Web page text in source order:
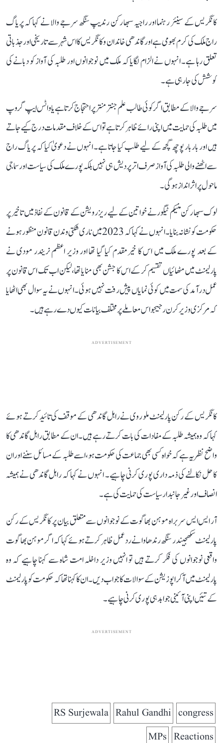
کانگریس کے سینئر رہنما اور راجیہ سبھا رکن رندیپ سنگھ سرجے والا نے کہا کہ پریاگ
راج ملک کی کرم بھومی ہے اور گاندھی خاندان و کانگریس کا اس شہر سے تاریخی اور جذباتی
تعلق رہا ہے۔ انہوں نے الزام لگایا کہ ملک میں نوجوانوں اور طلبہ کی آواز کو دبانے کی
کوشش کی جا رہی ہے۔
سرجے والا کے مطابق اگر کوئی طالب علم جنتر منتر پر احتجاج کرتا ہے یا واٹس ایپ گروپ
میں طلبہ کی حمایت میں اپنی رائے ظاہر کرتا ہے تو اس کے خلاف مقدمات درج کیے جاتے
ہیں اور بار بار پوچھ گچھ کے لیے طلب کیا جاتا ہے۔ انہوں نے دعویٰ کیا کہ پریاگ راج
سے اٹھنے والی طلبہ کی آواز صرف اتر پردیش ہی نہیں بلکہ پورے ملک کی سیاست اور سماجی
ماحول پر اثر انداز ہوگی۔
لوک سبھا رکن منیکم ٹیگور نے خواتین کے لیے ریزرویشن کے قانون کے نفاذ میں تاخیر پر
حکومت کو نشانہ بنایا۔ انہوں نے کہا کہ 2023 میں ناری شکتی وندن قانون منظور ہونے
کے بعد پورے ملک میں اس کا خیرمقدم کیا گیا تھا اور وزیر اعظم نریندر مودی نے
پارلیمنٹ میں مٹھائیاں تقسیم کر کے اس کا جشن بھی منایا تھا، لیکن اب تک اس قانون پر
عمل درآمد کی سمت میں کوئی نمایاں پیش رفت نہیں ہوئی۔ انہوں نے یہ سوال بھی اٹھایا
کہ مرکزی وزیر کرن رجیجو اس معاملے پر مختلف بیانات کیوں دے رہے ہیں۔
ADVERTISEMENT
کانگریس کے رکن پارلیمنٹ ملو روی نے راہل گاندھی کے موقف کی تائید کرتے ہوئے
کہا کہ وہ ہمیشہ طلبہ کے مفادات کی بات کرتے رہے ہیں۔ ان کے مطابق راہل گاندھی کا
واضح نظریہ ہے کہ خواہ کسی بھی جماعت کی حکومت ہو، اسے طلبہ کے مسائل سننے اور ان
کا حل نکالنے کی ذمہ داری پوری کرنی چاہیے۔ انہوں نے کہا کہ راہل گاندھی نے ہمیشہ
انصاف اور غیر جانبدار سیاست کی حمایت کی ہے۔
آر ایس ایس سربراہ موہن بھاگوت کے نوجوانوں سے متعلق بیان پر کانگریس کے رکن
پارلیمنٹ سکھجیندر سنگھ رندھاوا نے ردعمل ظاہر کرتے ہوئے کہا کہ اگر موہن بھاگوت
واقعی نوجوانوں کی فکر کرتے ہیں تو انہیں وزیر داخلہ امت شاہ سے کہنا چاہیے کہ وہ
پارلیمنٹ میں آکر اپوزیشن کے سوالات کا جواب دیں۔ ان کا کہنا تھا کہ حکومت کو پارلیمنٹ
کے تئیں اپنی آئینی جوابدہی پوری کرنی چاہیے۔
ADVERTISEMENT
congress
Rahul Gandhi
RS Surjewala
Reactions
MPs